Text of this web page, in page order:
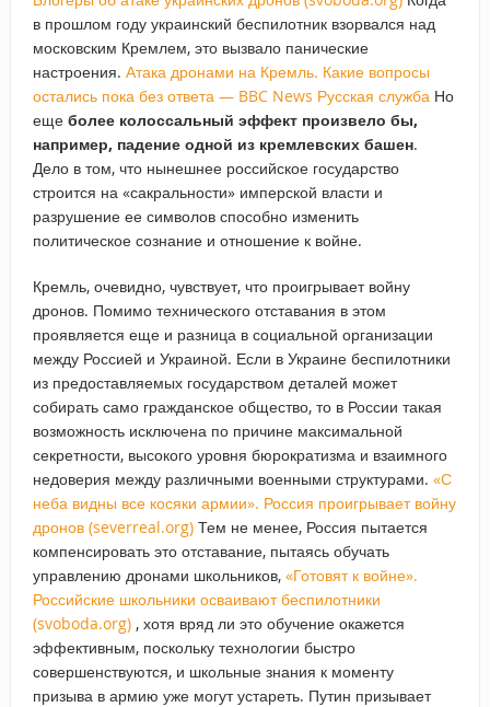
в прошлом году украинский беспилотник взорвался над
московским Кремлем, это вызвало панические
настроения. Атака дронами на Кремль. Какие вопросы
остались пока без ответа — BBC News Русская службаНо
еще более колоссальный эффект произвело бы,
например, падение одной из кремлевских башен.
Дело в том, что нынешнее российское государство
строится на «сакральности» имперской власти и
разрушение ее символов способно изменить
политическое сознание и отношение к войне.
Кремль, очевидно, чувствует, что проигрывает войну
дронов. Помимо технического отставания в этом
проявляется еще и разница в социальной организации
между Россией и Украиной. Если в Украине беспилотники
из предоставляемых государством деталей может
собирать само гражданское общество, то в России такая
возможность исключена по причине максимальной
секретности, высокого уровня бюрократизма и взаимного
недоверия между различными военными структурами. «С
неба видны все косяки армии». Россия проигрывает войну
дронов (severreal.org)Тем не менее, Россия пытается
компенсировать это отставание, пытаясь обучать
управлению дронами школьников, «Готовят к войне».
Российские школьники осваивают беспилотники
(svoboda.org), хотя вряд ли это обучение окажется
эффективным, поскольку технологии быстро
совершенствуются, и школьные знания к моменту
призыва в армию уже могут устареть. Путин призывает